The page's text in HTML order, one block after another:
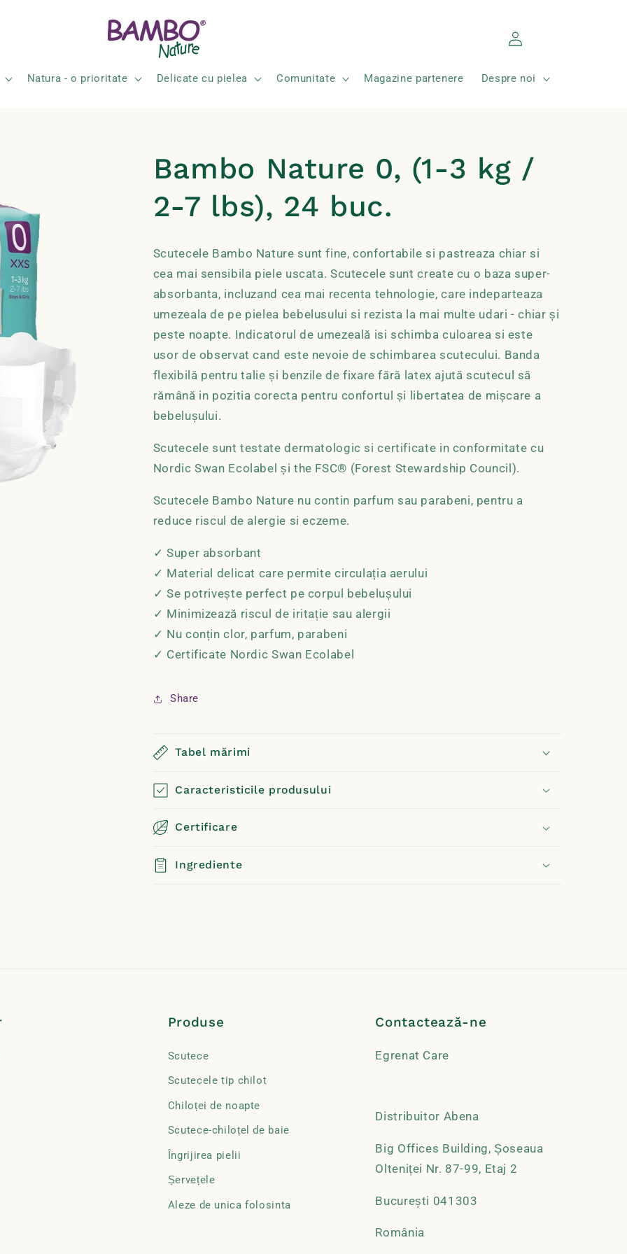
Natura - o prioritate Delicate cu pielea Comunitate Magazine partenere Despre noi
Conectați-
Bambo Nature 0, (1-3 kg /
2-7 lbs), 24 buc.
Scutecele Bambo Nature sunt fine, confortabile si pastreaza chiar si
cea mai sensibila piele uscata. Scutecele sunt create cu o baza super-
absorbanta, incluzand cea mai recenta tehnologie, care indeparteaza
umezeala de pe pielea bebelusului si rezista la mai multe udari - chiar și
peste noapte. Indicatorul de umezeală isi schimba culoarea si este
usor de observat cand este nevoie de schimbarea scutecului. Banda
flexibilă pentru talie și benzile de fixare fără latex ajută scutecul să
rămână in pozitia corecta pentru confortul și libertatea de mișcare a
bebelușului.
Scutecele sunt testate dermatologic si certificate in conformitate cu
Nordic Swan Ecolabel și the FSC® (Forest Stewardship Council).
Scutecele Bambo Nature nu contin parfum sau parabeni, pentru a
reduce riscul de alergie si eczeme.
✓ Super absorbant
✓ Material delicat care permite circulația aerului
✓ Se potrivește perfect pe corpul bebelușului
✓ Minimizează riscul de iritație sau alergii
✓ Nu conțin clor, parfum, parabeni
✓ Certificate Nordic Swan Ecolabel
Share
Tabel mărimi
Caracteristicile produsului
Certificare
Ingrediente
Produse
Scutece
Scutecele tip chilot
Chiloței de noapte
Scutece-chiloțel de baie
Îngrijirea pielii
Șervețele
Aleze de unica folosinta
Contactează-ne
Egrenat Care
Distribuitor Abena
Big Offices Building, Șoseaua
Olteniței Nr. 87-99, Etaj 2
București 041303
România